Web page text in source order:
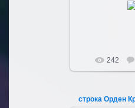
242
строка Орден